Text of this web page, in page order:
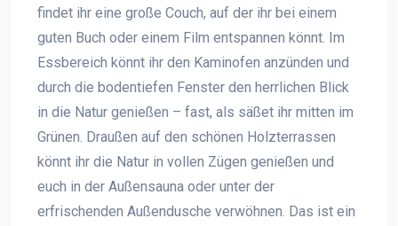
findet ihr eine große Couch, auf der ihr bei einem
guten Buch oder einem Film entspannen könnt. Im
Essbereich könnt ihr den Kaminofen anzünden und
durch die bodentiefen Fenster den herrlichen Blick
in die Natur genießen – fast, als säßet ihr mitten im
Grünen. Draußen auf den schönen Holzterrassen
könnt ihr die Natur in vollen Zügen genießen und
euch in der Außensauna oder unter der
erfrischenden Außendusche verwöhnen. Das ist ein